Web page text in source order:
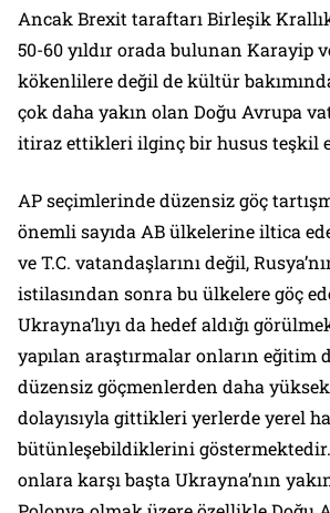
Ancak Brexit taraftarı Birleşik
50-60 yıldır orada bulunan Karayip
kökenlilere değil de kültür
çok daha yakın olan Doğu Avrupa
itiraz ettikleri ilginç bir husus teşkil
AP seçimlerinde düzensiz göç
önemli sayıda AB ülkelerine iltica
ve T.C. vatandaşlarını değil,
istilasından sonra bu ülkelere göç
Ukrayna’lıyı da hedef aldığı
yapılan araştırmalar onların eğitim
düzensiz göçmenlerden daha
dolayısıyla gittikleri yerlerde yerel
bütünleşebildiklerini
onlara karşı başta Ukrayna’nın